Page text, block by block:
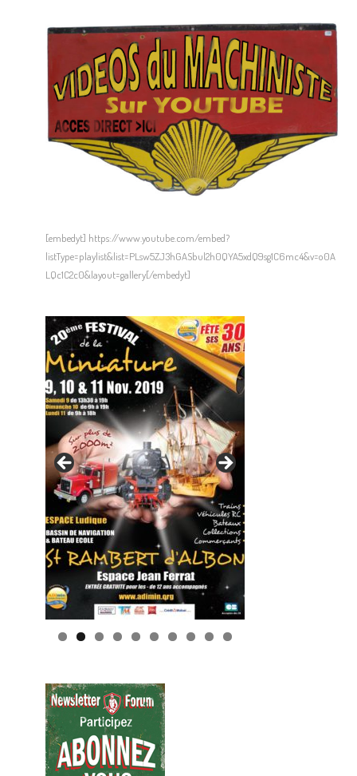
[embedyt] https://www.youtube.com/embed?
listType=playlist&list=PLsw5ZJ3hGASbul2h0QYA5xdQ9sg1C6mc4&v=o0A
LQc1C2c0&layout=gallery[/embedyt]